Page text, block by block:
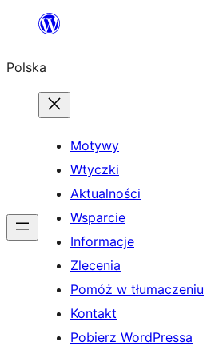
Przejdź
treści
Polska
Motywy
Wtyczki
Aktualności
Wsparcie
Informacje
Zlecenia
Pomóż w tłumaczeniu
Kontakt
Pobierz WordPressa